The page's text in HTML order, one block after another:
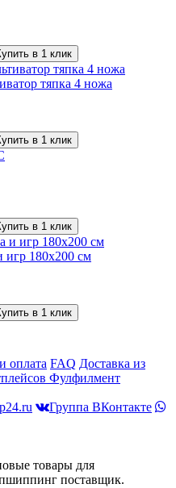
в 1 клик
тяпка 4 ножа
в 1 клик
в 1 клик
игр 180х200 см
в 1 клик
оплата FAQ Доставка из
Фулфилмент
Группа ВКонтакте
товары для
поставщик.